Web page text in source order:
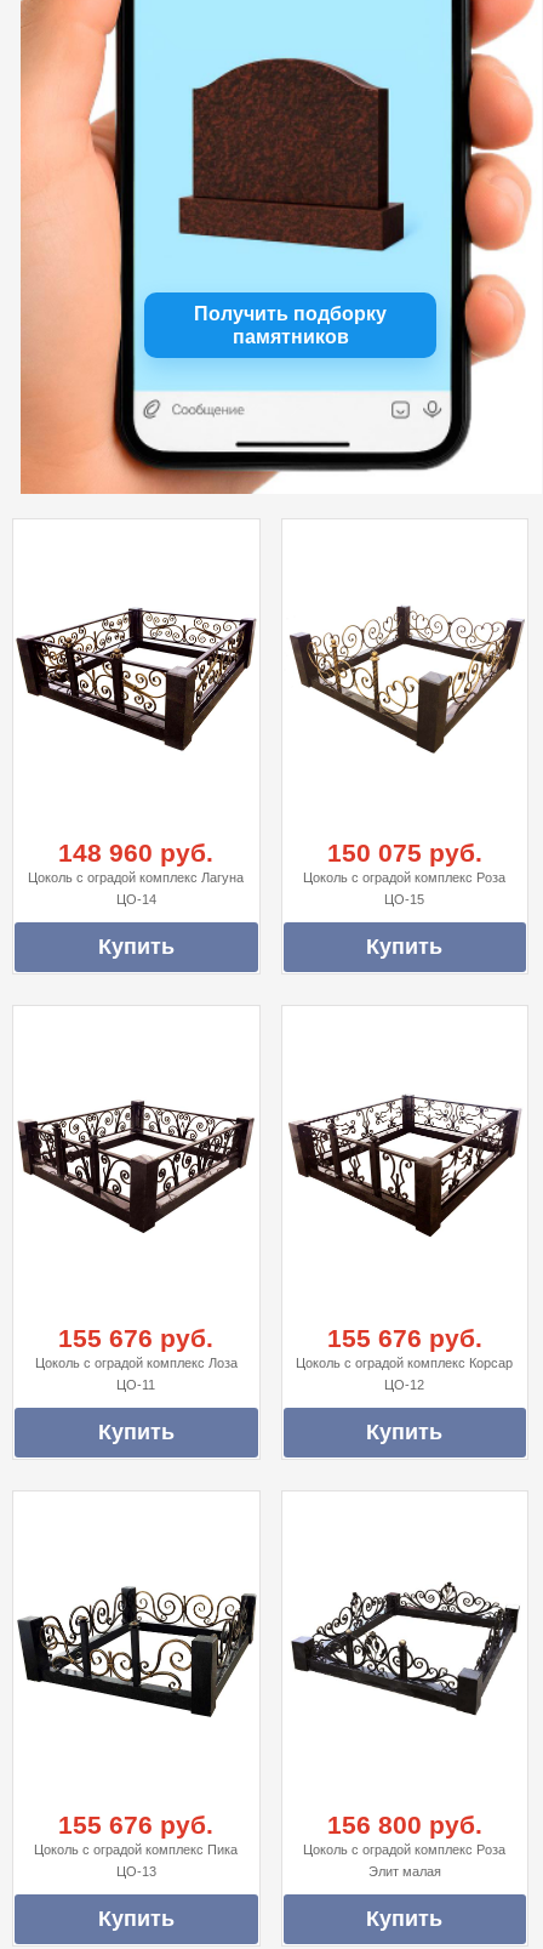
Получить подборку
памятников
148 960 руб.
Цоколь с оградой комплекс Лагуна
ЦО-14
150 075 руб.
Цоколь с оградой комплекс Роза
ЦО-15
155 676 руб.
Цоколь с оградой комплекс Лоза
ЦО-11
155 676 руб.
Цоколь с оградой комплекс Корсар
ЦО-12
155 676 руб.
Цоколь с оградой комплекс Пика
ЦО-13
156 800 руб.
Цоколь с оградой комплекс Роза
Элит малая